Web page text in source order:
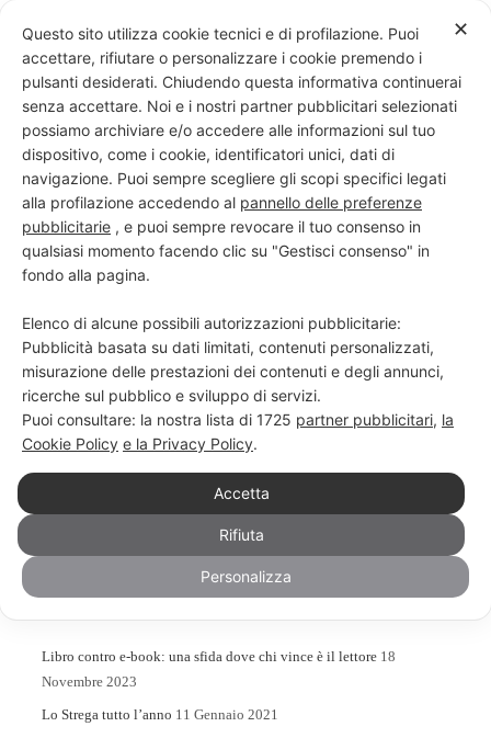
content
PROGETTO NERO SU BIANCO
Scuola di scrittura e creatività
Search
Libro contro e-book: una sfida dove chi vince è il lettore 18
Novembre 2023
Lo Strega tutto l’anno 11 Gennaio 2021
✕
Questo sito utilizza cookie tecnici e di profilazione. Puoi
accettare, rifiutare o personalizzare i cookie premendo i
pulsanti desiderati. Chiudendo questa informativa continuerai
senza accettare. Noi e i nostri partner pubblicitari selezionati
possiamo archiviare e/o accedere alle informazioni sul tuo
dispositivo, come i cookie, identificatori unici, dati di
navigazione. Puoi sempre scegliere gli scopi specifici legati
alla profilazione accedendo al pannello delle preferenze
pubblicitarie , e puoi sempre revocare il tuo consenso in
qualsiasi momento facendo clic su "Gestisci consenso" in
fondo alla pagina.
Elenco di alcune possibili autorizzazioni pubblicitarie:
Pubblicità basata su dati limitati, contenuti personalizzati,
misurazione delle prestazioni dei contenuti e degli annunci,
ricerche sul pubblico e sviluppo di servizi.
Puoi consultare: la nostra lista di 1725 partner pubblicitari, la
Cookie Policy e la Privacy Policy.
Accetta
Rifiuta
Personalizza